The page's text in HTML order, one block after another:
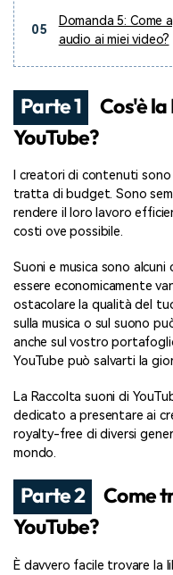
05
Domanda 5: Come
audio ai miei video?
Parte 1
Cos'è
YouTube?
I creatori di contenuti
tratta di budget. Sono
rendere il loro lavoro
costi ove possibile.
Suoni e musica sono
essere economicamente
ostacolare la qualità del
sulla musica o sul suono
anche sul vostro
YouTube può salvarti la
La Raccolta suoni di
dedicato a presentare ai
royalty-free di diversi
mondo.
Parte 2
Come
YouTube?
È davvero facile trovare la